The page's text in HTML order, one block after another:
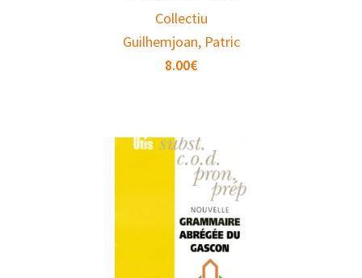
Collectiu
Guilhemjoan, Patric
8.00€